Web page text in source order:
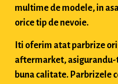
multime de modele, in
orice tip de nevoie.
Iti oferim atat parbrize
aftermarket, asigurandu-
buna calitate. Parbrizele